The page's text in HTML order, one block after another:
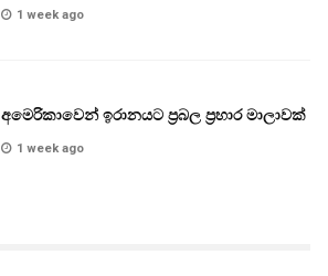
1 week ago
අමෙරිකාවෙන් ඉරානයට ප්‍රබල ප්‍රහාර මාලාවක්
1 week ago